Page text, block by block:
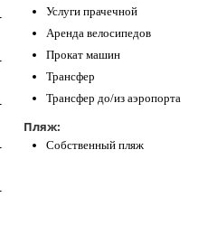
Услуги прачечной
Аренда велосипедов
Прокат машин
Трансфер
Трансфер до/из аэропорта
Пляж:
Собственный пляж